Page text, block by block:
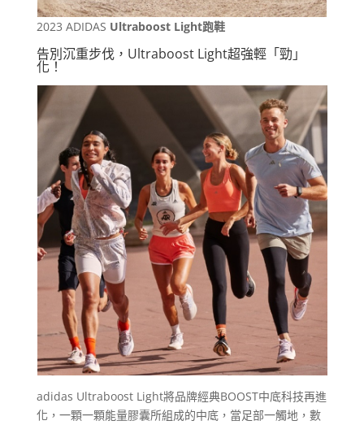
2023 ADIDAS Ultraboost Light跑鞋
告別沉重步伐，Ultraboost Light超強輕「勁」
化！
adidas Ultraboost Light將品牌經典BOOST中底科技再進
化，一顆一顆能量膠囊所組成的中底，當足部一觸地，數